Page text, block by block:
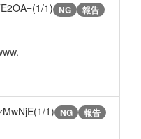
1) NG 報告
1) NG 報告